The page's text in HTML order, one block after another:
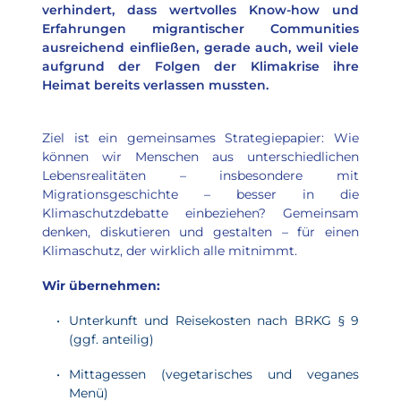
verhindert, dass wertvolles Know-how und
Erfahrungen migrantischer Communities
ausreichend einfließen, gerade auch, weil viele
aufgrund der Folgen der Klimakrise ihre
Heimat bereits verlassen mussten.
Ziel ist ein gemeinsames Strategiepapier: Wie
können wir Menschen aus unterschiedlichen
Lebensrealitäten – insbesondere mit
Migrationsgeschichte – besser in die
Klimaschutzdebatte einbeziehen? Gemeinsam
denken, diskutieren und gestalten – für einen
Klimaschutz, der wirklich alle mitnimmt.
Wir übernehmen:
Unterkunft und Reisekosten nach BRKG § 9
(ggf. anteilig)
Mittagessen (vegetarisches und veganes
Menü)